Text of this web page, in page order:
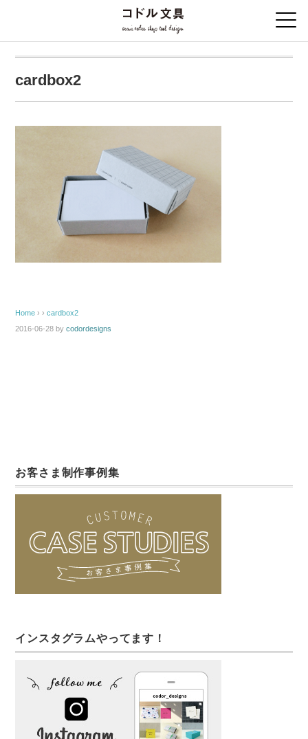
cardbox2
Home › ›cardbox2
2016-06-28 bycodordesigns
お客さま制作事例集
インスタグラムやってます！